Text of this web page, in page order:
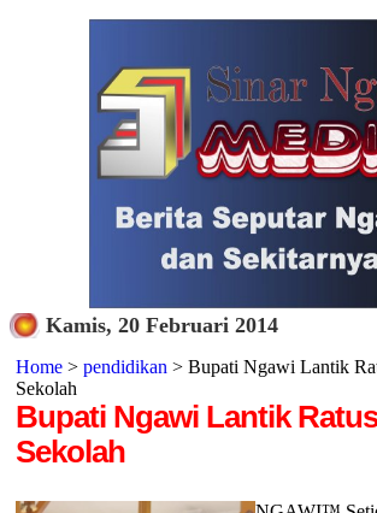
Kamis, 20 Februari 2014
Home> pendidikan > Bupati Ngawi Lantik
Sekolah
Bupati Ngawi Lantik
Sekolah